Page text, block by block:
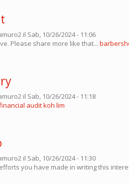
il Sab, 10/26/2024 - 11:06
Please share more like that...
il Sab, 10/26/2024 - 11:18
audit koh lim
il Sab, 10/26/2024 - 11:30
you have made in writing this